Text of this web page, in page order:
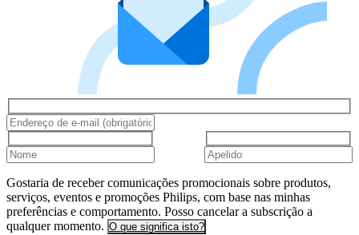
Gostaria de receber comunicações promocionais sobre produtos,
serviços, eventos e promoções Philips, com base nas minhas
preferências e comportamento. Posso cancelar a subscrição a
qualquer momento. O que significa isto?